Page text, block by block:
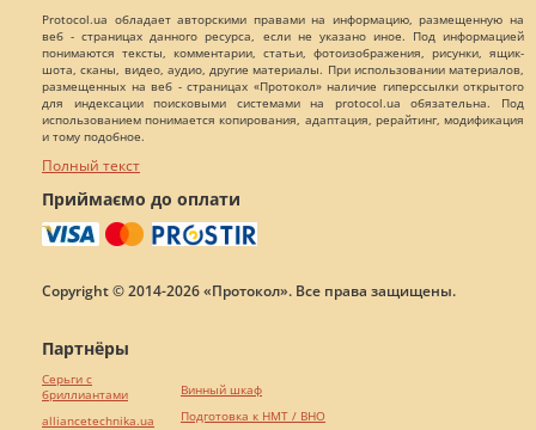
Protocol.ua обладает авторскими правами на информацию, размещенную на
веб - страницах данного ресурса, если не указано иное. Под информацией
понимаются тексты, комментарии, статьи, фотоизображения, рисунки, ящик-
шота, сканы, видео, аудио, другие материалы. При использовании материалов,
размещенных на веб - страницах «Протокол» наличие гиперссылки открытого
для индексации поисковыми системами на protocol.ua обязательна. Под
использованием понимается копирования, адаптация, рерайтинг, модификация
и тому подобное.
Полный текст
Приймаємо до оплати
Copyright © 2014-2026 «Протокол». Все права защищены.
Партнёры
Серьги с
бриллиантами
alliancetechnika.ua
Винный шкаф
Подготовка к НМТ / ВНО